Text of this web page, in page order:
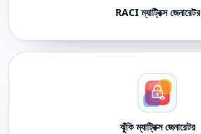
RACI ম্যাট্রিক্স জেনারেটর
ঝুঁকি ম্যাট্রিক্স জেনারেটর